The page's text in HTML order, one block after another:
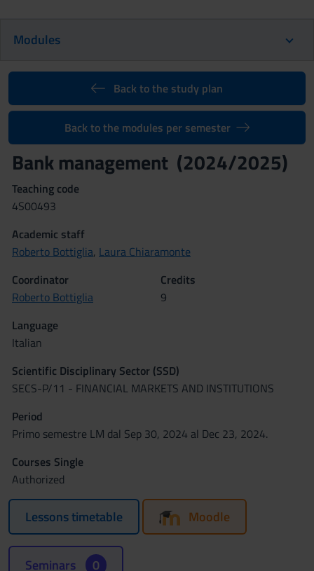
Modules
Back to the study plan
Back to the modules per semester
Bank management (2024/2025)
Teaching code
4S00493
Academic staff
Roberto Bottiglia, Laura Chiaramonte
Coordinator
Roberto Bottiglia
Credits
9
Language
Italian
Scientific Disciplinary Sector (SSD)
SECS-P/11 - FINANCIAL MARKETS AND INSTITUTIONS
Period
Primo semestre LM dal Sep 30, 2024 al Dec 23, 2024.
Courses Single
Authorized
Lessons timetable Moodle
Seminars 0